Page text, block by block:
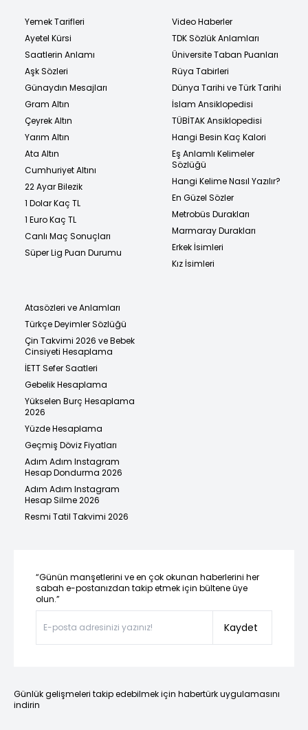
Yemek Tarifleri
Ayetel Kürsi
Saatlerin Anlamı
Aşk Sözleri
Günaydın Mesajları
Gram Altın
Çeyrek Altın
Yarım Altın
Ata Altın
Cumhuriyet Altını
22 Ayar Bilezik
1 Dolar Kaç TL
1 Euro Kaç TL
Canlı Maç Sonuçları
Süper Lig Puan Durumu
Video Haberler
TDK Sözlük Anlamları
Üniversite Taban Puanları
Rüya Tabirleri
Dünya Tarihi ve Türk Tarihi
İslam Ansiklopedisi
TÜBİTAK Ansiklopedisi
Hangi Besin Kaç Kalori
Eş Anlamlı Kelimeler
Sözlüğü
Hangi Kelime Nasıl Yazılır?
En Güzel Sözler
Metrobüs Durakları
Marmaray Durakları
Erkek İsimleri
Kız İsimleri
Atasözleri ve Anlamları
Türkçe Deyimler Sözlüğü
Çin Takvimi 2026 ve Bebek
Cinsiyeti Hesaplama
İETT Sefer Saatleri
Gebelik Hesaplama
Yükselen Burç Hesaplama
2026
Yüzde Hesaplama
Geçmiş Döviz Fiyatları
Adım Adım Instagram
Hesap Dondurma 2026
Adım Adım Instagram
Hesap Silme 2026
Resmi Tatil Takvimi 2026
“Günün manşetlerini ve en çok okunan haberlerini her
sabah e-postanızdan takip etmek için bültene üye
olun.”
Kaydet
Günlük gelişmeleri takip edebilmek için habertürk uygulamasını
indirin